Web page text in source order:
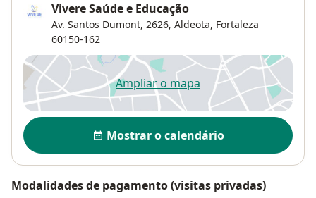
Vivere Saúde e Educação
Av. Santos Dumont, 2626, Aldeota, Fortaleza
60150-162
Ampliar o mapaabre num novo separador
Disponibilidade
Mostrar o calendário
Modalidades de pagamento (visitas privadas)